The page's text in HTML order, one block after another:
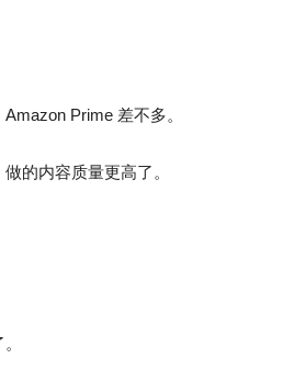
Prime 差不多。
的内容质量更高了。